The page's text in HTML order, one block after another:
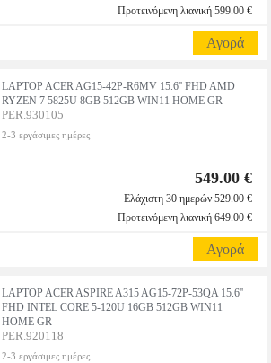
Προτεινόμενη λιανική 599.00 €
Αγορά
LAPTOP ACER AG15-42P-R6MV 15.6'' FHD AMD
RYZEN 7 5825U 8GB 512GB WIN11 HOME GR
PER.930105
2-3 εργάσιμες ημέρες
549.00 €
Ελάχιστη 30 ημερών 529.00 €
Προτεινόμενη λιανική 649.00 €
Αγορά
LAPTOP ACER ASPIRE A315 AG15-72P-53QA 15.6''
FHD INTEL CORE 5-120U 16GB 512GB WIN11
HOME GR
PER.920118
2-3 εργάσιμες ημέρες